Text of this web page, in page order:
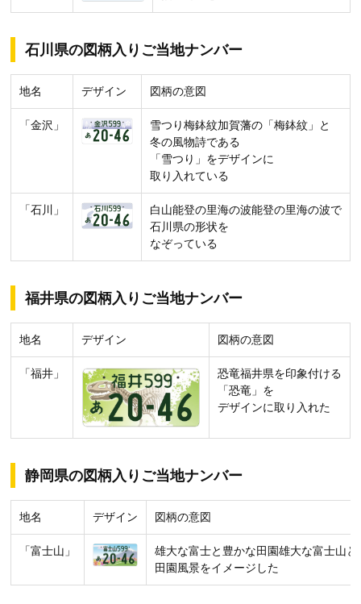
石川県の図柄入りご当地ナンバー
地名 デザイン 図柄の意図
「金沢」
雪つり梅鉢紋加賀藩の「梅鉢紋」と
冬の風物詩である
「雪つり」をデザインに
取り入れている
「石川」
白山能登の里海の波能登の里海の波で
石川県の形状を
なぞっている
福井県の図柄入りご当地ナンバー
地名 デザイン 図柄の意図
「福井」
恐竜福井県を印象付ける
「恐竜」を
デザインに取り入れた
静岡県の図柄入りご当地ナンバー
地名 デザイン 図柄の意図
「富士山」
雄大な富士と豊かな田園雄大な富士山と
田園風景をイメージした